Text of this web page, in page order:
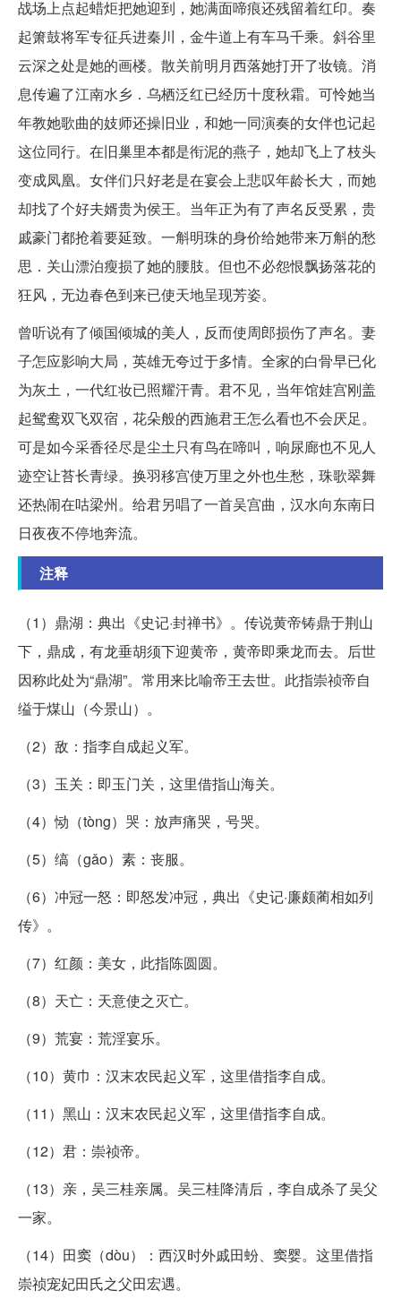
战场上点起蜡炬把她迎到，她满面啼痕还残留着红印。奏
起箫鼓将军专征兵进秦川，金牛道上有车马千乘。斜谷里
云深之处是她的画楼。散关前明月西落她打开了妆镜。消
息传遍了江南水乡．乌栖泛红已经历十度秋霜。可怜她当
年教她歌曲的妓师还操旧业，和她一同演奏的女伴也记起
这位同行。在旧巢里本都是衔泥的燕子，她却飞上了枝头
变成凤凰。女伴们只好老是在宴会上悲叹年龄长大，而她
却找了个好夫婿贵为侯王。当年正为有了声名反受累，贵
戚豪门都抢着要延致。一斛明珠的身价给她带来万斛的愁
思．关山漂泊瘦损了她的腰肢。但也不必怨恨飘扬落花的
狂风，无边春色到来已使天地呈现芳姿。
曾听说有了倾国倾城的美人，反而使周郎损伤了声名。妻
子怎应影响大局，英雄无夸过于多情。全家的白骨早已化
为灰土，一代红妆已照耀汗青。君不见，当年馆娃宫刚盖
起鸳鸯双飞双宿，花朵般的西施君王怎么看也不会厌足。
可是如今采香径尽是尘土只有鸟在啼叫，响尿廊也不见人
迹空让苔长青绿。换羽移宫使万里之外也生愁，珠歌翠舞
还热闹在咕梁州。给君另唱了一首吴宫曲，汉水向东南日
日夜夜不停地奔流。
注释
（1）鼎湖：典出《史记·封禅书》。传说黄帝铸鼎于荆山
下，鼎成，有龙垂胡须下迎黄帝，黄帝即乘龙而去。后世
因称此处为“鼎湖”。常用来比喻帝王去世。此指崇祯帝自
缢于煤山（今景山）。
（2）敌：指李自成起义军。
（3）玉关：即玉门关，这里借指山海关。
（4）恸（tòng）哭：放声痛哭，号哭。
（5）缟（gǎo）素：丧服。
（6）冲冠一怒：即怒发冲冠，典出《史记·廉颇蔺相如列
传》。
（7）红颜：美女，此指陈圆圆。
（8）天亡：天意使之灭亡。
（9）荒宴：荒淫宴乐。
（10）黄巾：汉末农民起义军，这里借指李自成。
（11）黑山：汉末农民起义军，这里借指李自成。
（12）君：崇祯帝。
（13）亲，吴三桂亲属。吴三桂降清后，李自成杀了吴父
一家。
（14）田窦（dòu）：西汉时外戚田蚡、窦婴。这里借指
崇祯宠妃田氏之父田宏遇。